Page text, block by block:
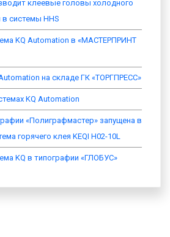
клеевые головы холодного
в системы HHS
KQ Automation в «МАСТЕРПРИНТ
на складе ГК «ТОРГПРЕСС»
KQ Automation
«Полиграфмастер» запущена в
горячего клея KEQI H02-10L
KQ в типографии «ГЛОБУС»